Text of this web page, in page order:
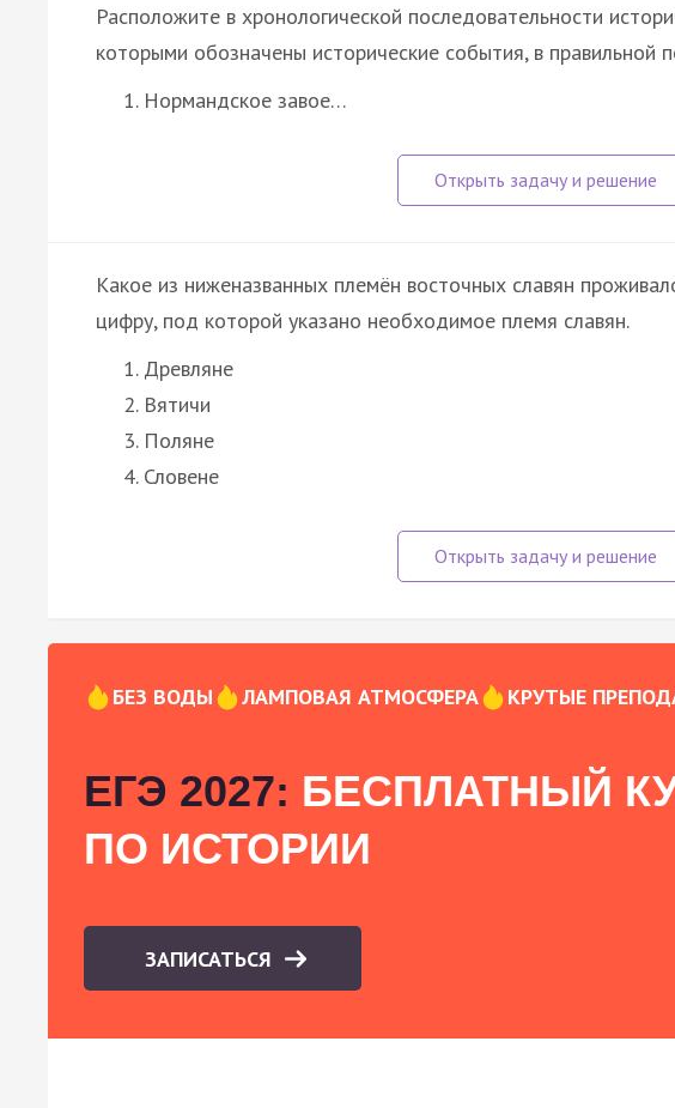
Расположите в хронологической последовательности
которыми обозначены исторические события, в правильной
Нормандское завое…
Какое из ниженазванных племён восточных славян
цифру, под которой указано необходимое племя славян.
Древляне
Вятичи
Поляне
Словене
БЕЗ ВОДЫ ЛАМПОВАЯ АТМОСФЕРА КРУТЫЕ
ЕГЭ 2027: БЕСПЛАТНЫЙ
ПО ИСТОРИИ
ЗАПИСАТЬСЯ